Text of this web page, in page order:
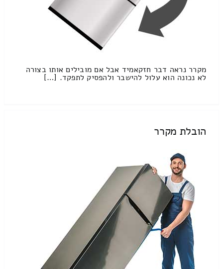
מקרר נראה דבר חזקאמיד אבל אם מובילים אותו בצורה
לא נכונה הוא עלול להישבר ולהפסיק לתפקד. […]
הובלת מקרר